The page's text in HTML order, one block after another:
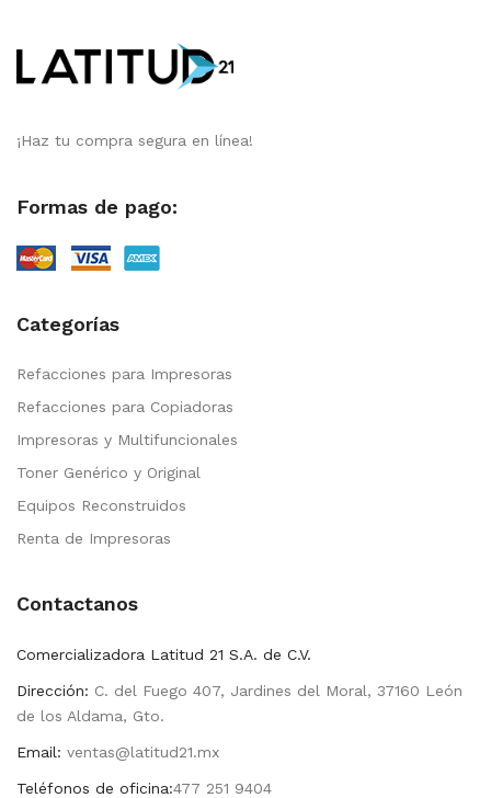
¡Haz tu compra segura en línea!
Formas de pago:
Categorías
Refacciones para Impresoras
Refacciones para Copiadoras
Impresoras y Multifuncionales
Toner Genérico y Original
Equipos Reconstruidos
Renta de Impresoras
Contactanos
Comercializadora Latitud 21 S.A. de C.V.
Dirección: C. del Fuego 407, Jardines del Moral, 37160 León
de los Aldama, Gto.
Email: ventas@latitud21.mx
Teléfonos de oficina:477 251 9404